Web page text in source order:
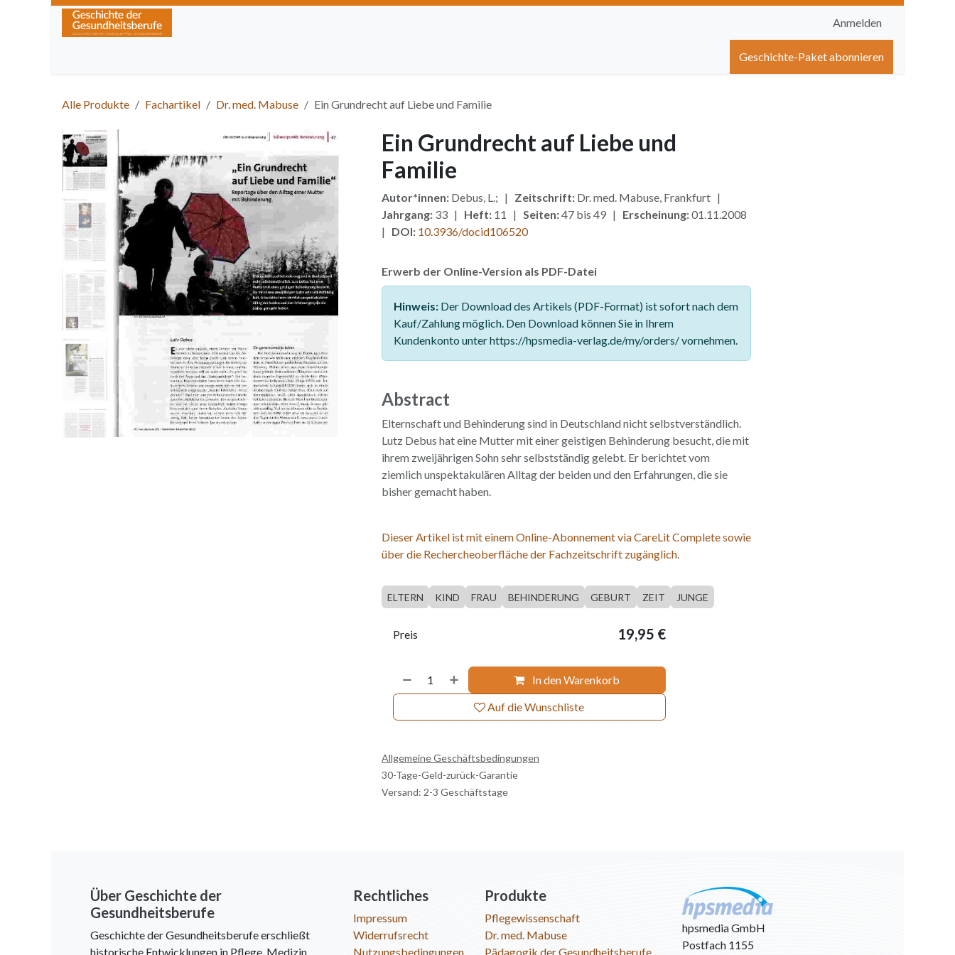
Zum Inhalt springen
Anmelden
Hilfe
Geschichte-Paket abonnieren
Alle Produkte Fachartikel Dr. med. Mabuse Ein Grundrecht auf Liebe und Familie
Ein Grundrecht auf Liebe und
Familie
Autor*innen:Debus, L.; | Zeitschrift:Dr. med. Mabuse, Frankfurt |
Jahrgang:33 | Heft:11 | Seiten:47 bis 49 | Erscheinung:01.11.2008
| DOI: 10.3936/docid106520
Erwerb der Online-Version als PDF-Datei
Hinweis:Der Download des Artikels (PDF-Format) ist sofort nach dem
Kauf/Zahlung möglich. Den Download können Sie in Ihrem
Kundenkonto unter https://hpsmedia-verlag.de/my/orders/ vornehmen.
Abstract
Elternschaft und Behinderung sind in Deutschland nicht selbstverständlich.
Lutz Debus hat eine Mutter mit einer geistigen Behinderung besucht, die mit
ihrem zweijährigen Sohn sehr selbstständig gelebt. Er berichtet vom
ziemlich unspektakulären Alltag der beiden und den Erfahrungen, die sie
bisher gemacht haben.
Dieser Artikel ist mit einem Online-Abonnement via CareLit Complete sowie
über die Rechercheoberfläche der Fachzeitschrift zugänglich.
ELTERN KIND FRAU BEHINDERUNG GEBURT ZEIT JUNGE
In den Warenkorb
Auf die Wunschliste
Preis 19,95 €
Allgemeine Geschäftsbedingungen
30-Tage-Geld-zurück-Garantie
Versand: 2-3 Geschäftstage
Über Geschichte der
Gesundheitsberufe
Geschichte der Gesundheitsberufe erschließt
historische Entwicklungen in Pflege, Medizin,
Rechtliches
Impressum
Widerrufsrecht
Nutzungsbedingungen
Produkte
Pflegewissenschaft
Dr. med. Mabuse
Pädagogik der Gesundheitsberufe
hpsmedia GmbH
Postfach 1155